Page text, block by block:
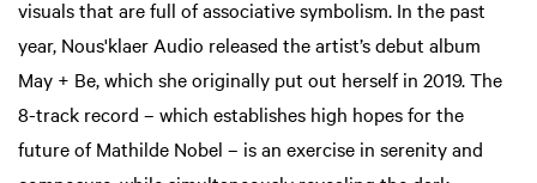
visuals that are full of associative symbolism. In the past
year, Nous'klaer Audio released the artist’s debut album
May + Be, which she originally put out herself in 2019. The
8-track record – which establishes high hopes for the
future of Mathilde Nobel – is an exercise in serenity and